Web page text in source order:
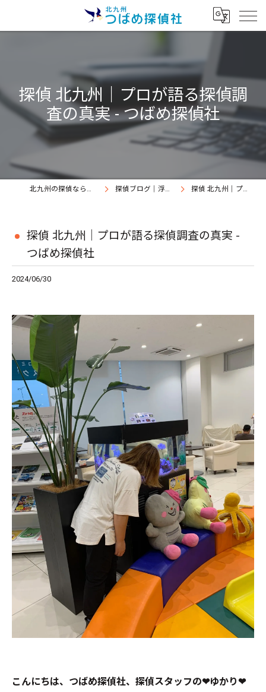
探偵 北九州｜プロが語る探偵調
査の真実 - つばめ探偵社
北九州の探偵なら北九州つばめ探偵社｜証拠満載提出継続中 探偵ブログ｜浮気調査北九州、北九州つばめ探偵社 探偵 北九州｜プロが語る探偵調査の真実 - つばめ探偵社
探偵 北九州｜プロが語る探偵調査の真実 -
つばめ探偵社
2024/06/30
こんにちは、つばめ探偵社、探偵スタッフの❤ゆかり❤